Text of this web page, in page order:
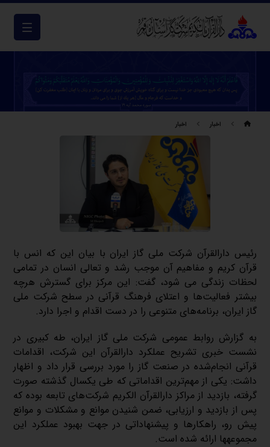
اخبار اخبار
رئیس دارالقرآن شرکت ملی گاز ایران با بیان این که انس با
قرآن کریم و مفاهیم آن موجب رشد و تعالی انسان در تمامی
لحظات زندگی می شود، گفت: این مرکز برای گسترش هرچه
بیشتر فعالیت‌ها و اعتلای فرهنگ قرآنی در سطح شرکت ملی
گاز ایران، برنامه‌های متنوعی را در دست اقدام و اجرا دارد.
به گزارش روابط عمومی شرکت ملی گاز ایران، طه کبیری در
نشست خبری تشریح عملکرد دارالقرآن این شرکت، اقدامات
قرآنی انجام‌شده در صنعت گاز را مورد بررسی قرار داد و اظهار
داشت: یکی از مهم‌ترین اقداماتی که طی یکسال گذشته صورت
گرفته، بازدید از مراکز دارالقرآن الکریم شرکت‌های تابعه بوده که
پس از بازدید و ارزیابی، ضمن شنیدن موانع و مشکلات و موانع
پیش رو، راهکارها و پیشنهاداتی در جهت بهبود عملکرد این
مجموعه‎ها ارائه شده است.